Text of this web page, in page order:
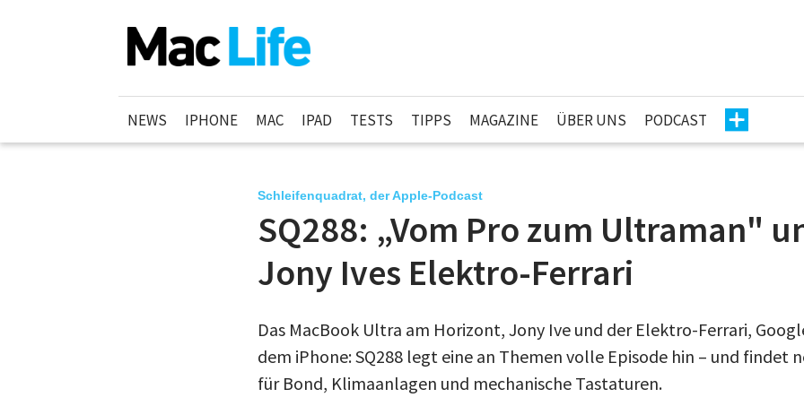
NEWS IPHONE MAC IPAD TESTS TIPPS MAGAZINE ÜBER UNS PODCAST
Schleifenquadrat, der Apple-Podcast
SQ288: „Vom Pro zum Ultraman"
Jony Ives Elektro-Ferrari
Das MacBook Ultra am Horizont, Jony Ive und der Elektro-Ferrari,
dem iPhone: SQ288 legt eine an Themen volle Episode hin – und findet
für Bond, Klimaanlagen und mechanische Tastaturen.